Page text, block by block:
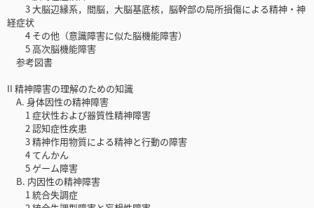
3 大脳辺縁系，間脳，大脳基底核，脳幹部の局所損傷による精神・神
経症状
4 その他（意識障害に似た脳機能障害）
5 高次脳機能障害
参考図書
II 精神障害の理解のための知識
A. 身体因性の精神障害
1 症状性および器質性精神障害
2 認知症性疾患
3 精神作用物質による精神と行動の障害
4 てんかん
5 ゲーム障害
B. 内因性の精神障害
1 統合失調症